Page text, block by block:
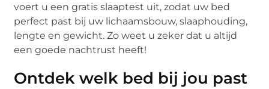
voert u een gratis slaaptest uit, zodat uw bed
perfect past bij uw lichaamsbouw, slaaphouding,
lengte en gewicht. Zo weet u zeker dat u altijd
een goede nachtrust heeft!
Ontdek welk bed bij jou past